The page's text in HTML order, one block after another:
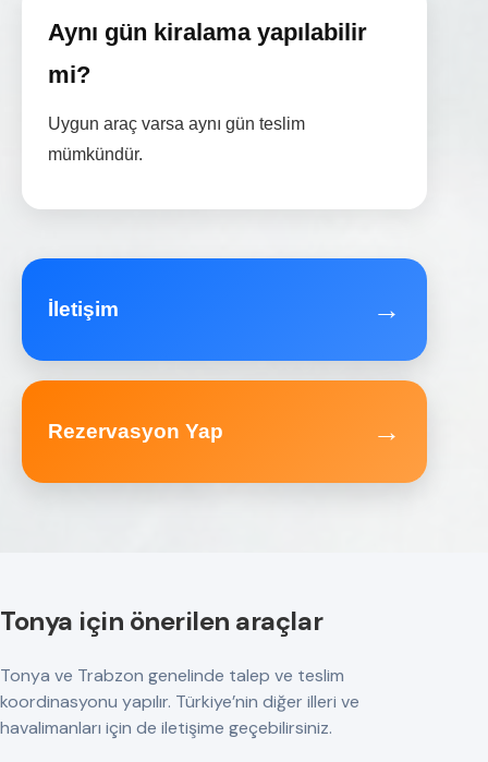
Aynı gün kiralama yapılabilir
mi?
Uygun araç varsa aynı gün teslim
mümkündür.
İletişim →
Rezervasyon Yap →
Tonya için önerilen araçlar
Tonya ve Trabzon genelinde talep ve teslim
koordinasyonu yapılır. Türkiye’nin diğer illeri ve
havalimanları için de iletişime geçebilirsiniz.